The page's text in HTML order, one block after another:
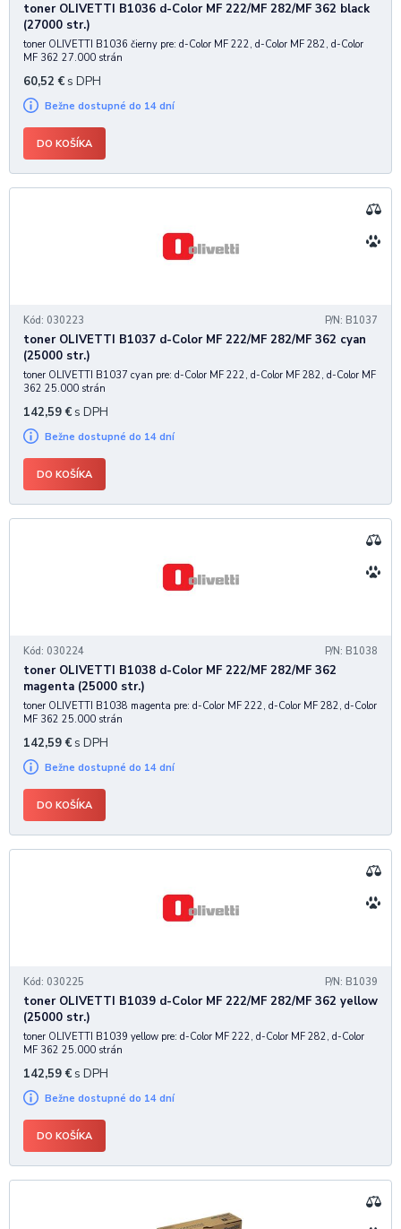
toner OLIVETTI B1036 d-Color MF 222/MF 282/MF 362 black
(27000 str.)
toner OLIVETTI B1036 čierny pre: d-Color MF 222, d-Color MF 282, d-Color
MF 362 27.000 strán
60,52 € s DPH
Bežne dostupné do 14 dní
DO KOŠÍKA
Kód: 030223 P/N: B1037
toner OLIVETTI B1037 d-Color MF 222/MF 282/MF 362 cyan
(25000 str.)
toner OLIVETTI B1037 cyan pre: d-Color MF 222, d-Color MF 282, d-Color MF
362 25.000 strán
142,59 € s DPH
Bežne dostupné do 14 dní
DO KOŠÍKA
Kód: 030224 P/N: B1038
toner OLIVETTI B1038 d-Color MF 222/MF 282/MF 362
magenta (25000 str.)
toner OLIVETTI B1038 magenta pre: d-Color MF 222, d-Color MF 282, d-Color
MF 362 25.000 strán
142,59 € s DPH
Bežne dostupné do 14 dní
DO KOŠÍKA
Kód: 030225 P/N: B1039
toner OLIVETTI B1039 d-Color MF 222/MF 282/MF 362 yellow
(25000 str.)
toner OLIVETTI B1039 yellow pre: d-Color MF 222, d-Color MF 282, d-Color
MF 362 25.000 strán
142,59 € s DPH
Bežne dostupné do 14 dní
DO KOŠÍKA